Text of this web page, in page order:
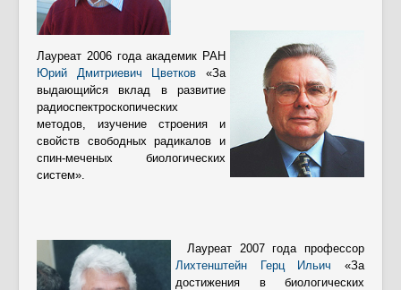
Лауреат 2006 года академик РАН
Юрий Дмитриевич Цветков «За
выдающийся вклад в развитие
радиоспектроскопических
методов, изучение строения и
свойств свободных радикалов и
спин-меченых биологических
систем».
Лауреат 2007 года профессор
Лихтенштейн Герц Ильич «За
достижения в биологических